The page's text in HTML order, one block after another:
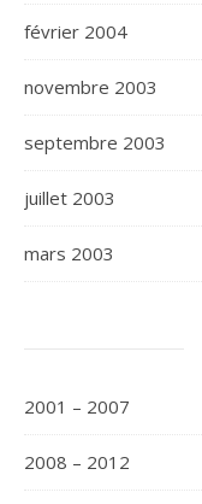
février 2004
novembre 2003
septembre 2003
juillet 2003
mars 2003
2001 – 2007
2008 – 2012